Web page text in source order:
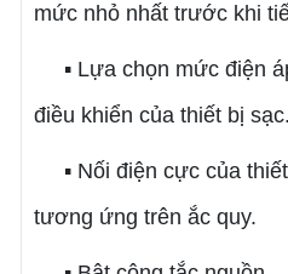
mức nhỏ nhất trước khi
▪ Lựa chọn mức điện
điều khiển của thiết bị sạc.
▪ Nối điện cực của
tương ứng trên ắc quy.